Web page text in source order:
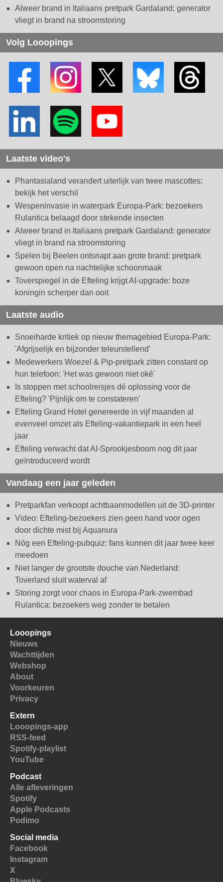
Alweer brand in Italiaans pretpark Gardaland: generator
vliegt in brand na stroomstoring
Volg Looopings
Laatste video's
Phantasialand verandert uiterlijk van twee mascottes:
bekijk het verschil
Wespeninvasie in waterpark Europa-Park: bezoekers
Rulantica belaagd door stekende insecten
Alweer brand in Italiaans pretpark Gardaland: generator
vliegt in brand na stroomstoring
Spelen bij Beelen ontsnapt aan grote brand: pretpark
gewoon open na nachtelijke schoonmaak
Toverspiegel in de Efteling krijgt AI-upgrade: boze
koningin scherper dan ooit
Laatste audio
Snoeiharde kritiek op nieuw themagebied Europa-Park:
'Afgrijselijk en bijzonder teleurstellend'
Medewerkers Woezel & Pip-pretpark zitten constant op
hun telefoon: 'Het was gewoon niet oké'
Is stoppen met schoolreisjes dé oplossing voor de
Efteling? 'Pijnlijk om te constateren'
Efteling Grand Hotel genereerde in vijf maanden al
evenveel omzet als Efteling-vakantiepark in een heel
jaar
Efteling verwacht dat AI-Sprookjesboom nog dit jaar
geïntroduceerd wordt
Vandaag een jaar geleden
Pretparkfan verkoopt achtbaanmodellen uit de 3D-printer
Video: Efteling-bezoekers zien geen hand voor ogen
door dichte mist bij Aquanura
Nóg een Efteling-pubquiz: fans kunnen dit jaar twee keer
meedoen
Niet langer de grootste douche van Nederland:
Toverland sluit waterval af
Storing zorgt voor chaos in Europa-Park-zwembad
Rulantica: bezoekers weg zonder te betalen
Looopings
Nieuws
Wachttijden
Webshop
About
Voorkeuren
Privacy
Extern
Looopings-app
RSS-feed
Spotify-playlist
YouTube
Podcast
Alle afleveringen
Spotify
Apple Podcasts
Podimo
Social media
Facebook
Instagram
X